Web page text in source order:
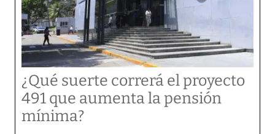
¿Qué suerte correrá el proyecto
491 que aumenta la pensión
mínima?